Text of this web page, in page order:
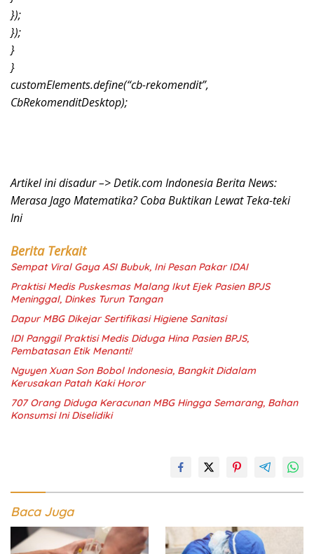
});
});
}
}
customElements.define(“cb-rekomendit”,
CbRekomenditDesktop);
Artikel ini disadur –> Detik.com Indonesia Berita News:
Merasa Jago Matematika? Coba Buktikan Lewat Teka-teki
Ini
Berita Terkait
Sempat Viral Gaya ASI Bubuk, Ini Pesan Pakar IDAI
Praktisi Medis Puskesmas Malang Ikut Ejek Pasien BPJS
Meninggal, Dinkes Turun Tangan
Dapur MBG Dikejar Sertifikasi Higiene Sanitasi
IDI Panggil Praktisi Medis Diduga Hina Pasien BPJS,
Pembatasan Etik Menanti!
Nguyen Xuan Son Bobol Indonesia, Bangkit Didalam
Kerusakan Patah Kaki Horor
707 Orang Diduga Keracunan MBG Hingga Semarang, Bahan
Konsumsi Ini Diselidiki
Baca Juga